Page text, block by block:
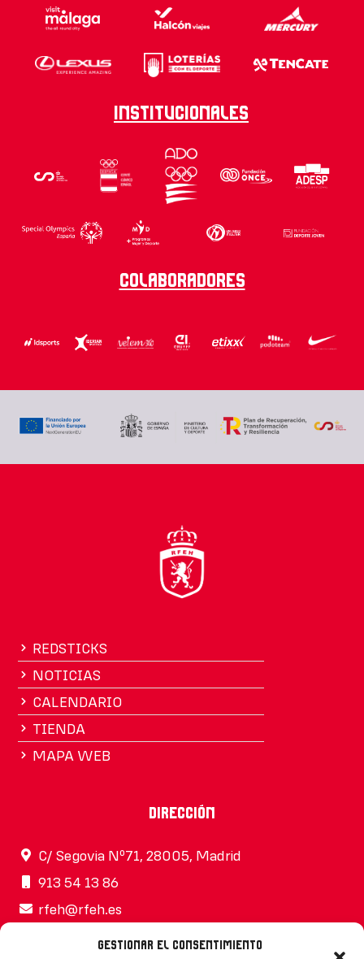
Gestionar el consentimiento
Institucionales
Colaboradores
REDSTICKS
NOTICIAS
CALENDARIO
TIENDA
MAPA WEB
Dirección
C/ Segovia Nº71, 28005, Madrid
913 54 13 86
rfeh@rfeh.es